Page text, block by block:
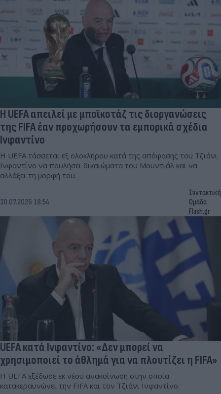
H UEFA απειλεί με μποϊκοτάζ τις διοργανώσεις
της FIFA έαν προχωρήσουν τα εμπορικά σχέδια
Ινφαντίνο
Η UEFA τάσσεται εξ ολοκλήρου κατά της απόφασης του Τζιάνι
Ινφαντίνο να πουλήσει δικαιώματα του Μουντιάλ και να
αλλάξει τη μορφή του.
30.07.2026 18:54
Συντακτική
Ομάδα
Flash.gr
UEFA κατά Ινφαντίνο: «Δεν μπορεί να
χρησιμοποιεί το άθλημά για να πλουτίζει η FIFA»
Η UEFA εξέδωσε εκ νέου ανακοίνωση στην οποία
κατακεραυνώνει την FIFA και τον Τζιάνι Ινφαντίνο.